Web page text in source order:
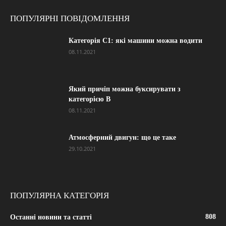
ПОПУЛЯРНІ ПОВІДОМЛЕННЯ
Категорія С1: які машини можна водити
08.11.2021
Який причіп можна буксирувати з
категорією В
08.11.2021
Атмосферний двигун: що це таке
29.10.2021
ПОПУЛЯРНА КАТЕГОРІЯ
Останні новини та статті 808